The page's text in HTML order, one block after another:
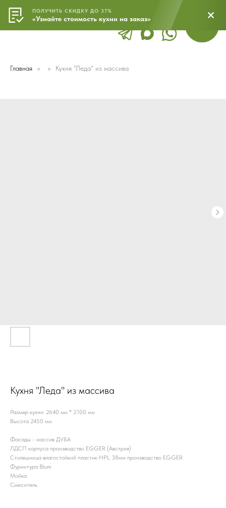
МЕНЮ
8 800 500 24 43
Главная Кухня "Леда" из массива
Кухня "Леда" из массива
Размер кухни: 2640 мм * 2100 мм
Высота 2450 мм
Фасады - массив ДУБА
ЛДСП корпуса производство EGGER (Австрия)
Столешница влагостойкий пластик HPL 38мм производство EGGER
Фурнитура Blum
Мойка
Смеситель
ПОЛУЧИТЬ СКИДКУ ДО 37%
«Узнайте стоимость кухни на заказ»